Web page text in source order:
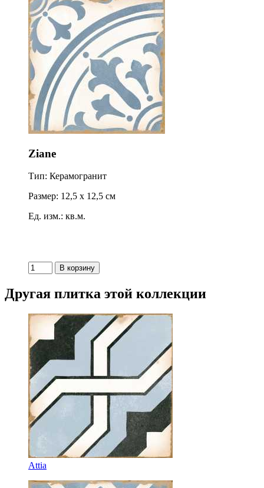
Ziane
Тип: Керамогранит
Размер: 12,5 x 12,5 см
Ед. изм.: кв.м.
Другая плитка этой коллекции
Attia